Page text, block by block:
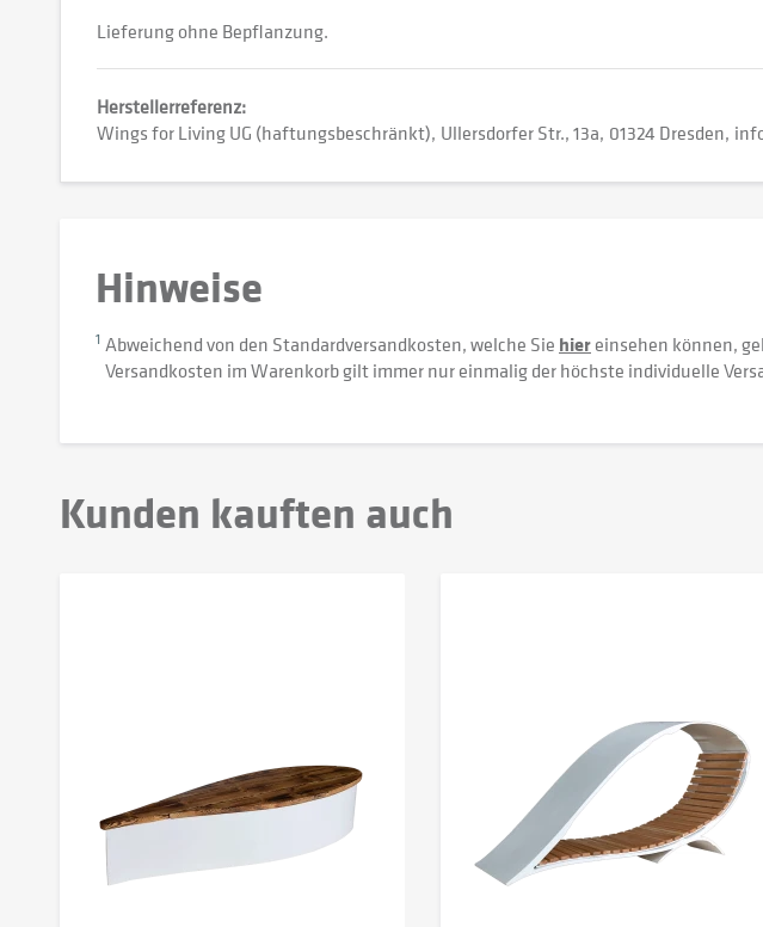
Lieferung ohne Bepflanzung.
Herstellerreferenz:
Wings for Living UG (haftungsbeschränkt) Ullersdorfer Str., 13a 01324 Dresden
Hinweise
1 Abweichend von den Standardversandkosten, welche Sie hiereinsehen können,
Versandkosten im Warenkorb gilt immer nur einmalig der höchste individuelle
Kunden kauften auch